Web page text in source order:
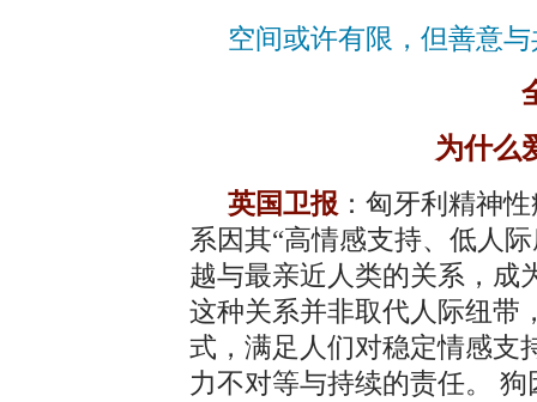
空间或许有限，但善意
为什么
英国卫报 ：匈牙利精神
系因其“高情感支持、低人
越与最亲近人类的关系，成
这种关系并非取代人际纽带
式，满足人们对稳定情感支
力不对等与持续的责任。